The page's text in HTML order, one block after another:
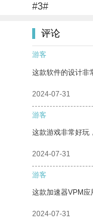
#3#
评论
游客
这款软件的设计非
2024-07-31
游客
这款游戏非常好玩
2024-07-31
游客
这款加速器VPM应
2024-07-31